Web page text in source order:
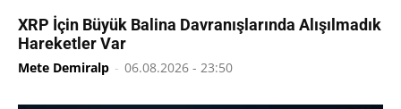
XRP İçin Büyük Balina Davranışlarında Alışılmadık
Hareketler Var
Mete Demiralp - 06.08.2026 - 23:50